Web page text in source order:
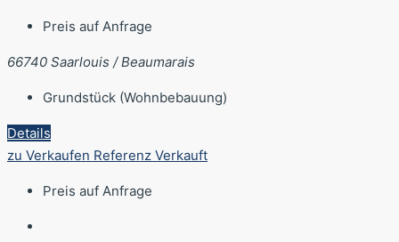
Preis auf Anfrage
66740 Saarlouis / Beaumarais
Grundstück (Wohnbebauung)
Details
zu Verkaufen Referenz Verkauft
Preis auf Anfrage